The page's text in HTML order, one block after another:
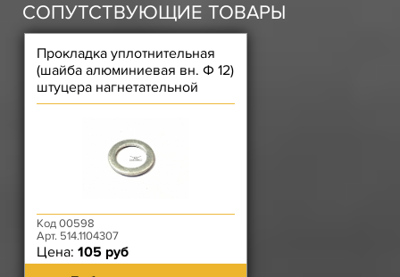
СОПУТСТВУЮЩИЕ ТОВАРЫ
Прокладка уплотнительная
(шайба алюминиевая вн. Ф 12)
штуцера нагнетательной
трубки
Код 00598
Арт. 514.1104307
Цена: 105 руб